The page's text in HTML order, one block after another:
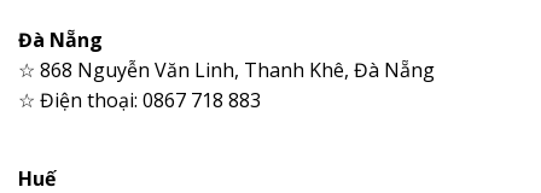
Đà Nẵng
☆ 868 Nguyễn Văn Linh, Thanh Khê, Đà Nẵng
☆ Điện thoại: 0867 718 883
Huế